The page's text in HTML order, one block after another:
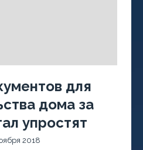
для
дома за
упростят
2018